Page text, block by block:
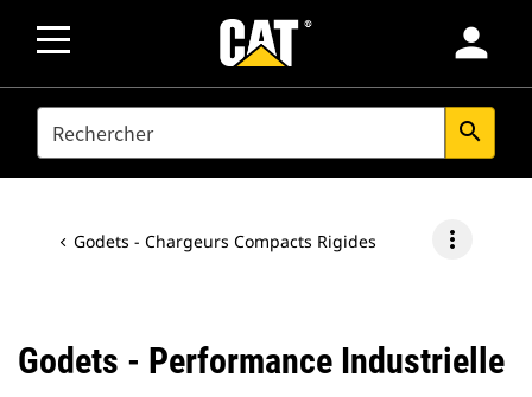
person
SEARCH search
Godets - Chargeurs Compacts Rigides more_vert
Godets - Performance Industrielle